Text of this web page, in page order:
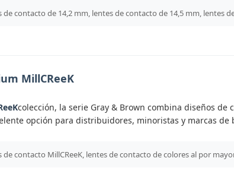
de contacto de 14,2 mm, lentes de contacto de 14,5 mm, lentes
MillCReeK
colección, la serie Gray & Brown combina diseños
opción para distribuidores, minoristas y marcas de
de contacto MillCReeK, lentes de contacto de colores al por